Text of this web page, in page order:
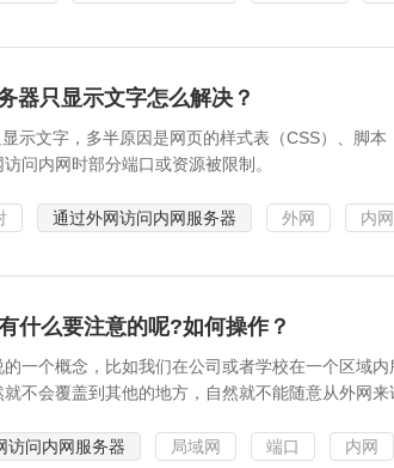
器只显示文字怎么解决？
示文字，多半原因是网页的样式表（CSS）、脚
问内网时部分端口或资源被限制。
通过外网访问内网服务器 外网 内
什么要注意的呢?如何操作？
一个概念，比如我们在公司或者学校在一个区域
不会覆盖到其他的地方，自然就不能随意从外网来
访问内网服务器 局域网 端口 内网